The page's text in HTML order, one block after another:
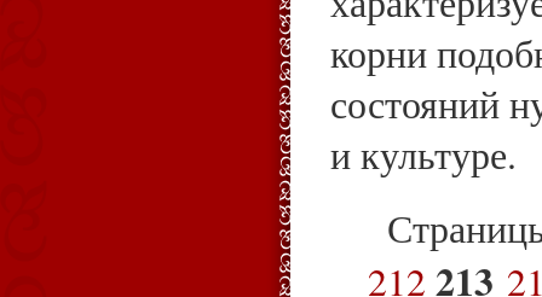
корни
состояний
и культуре.
212 213